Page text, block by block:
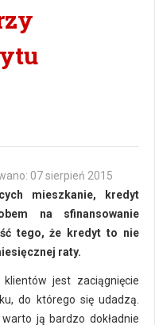
07 sierpień 2015
mieszkanie, kredyt
na sfinansowanie
tego, że kredyt to nie
raty.
jest zaciągnięcie
do którego się udadzą.
ją bardzo dokładnie